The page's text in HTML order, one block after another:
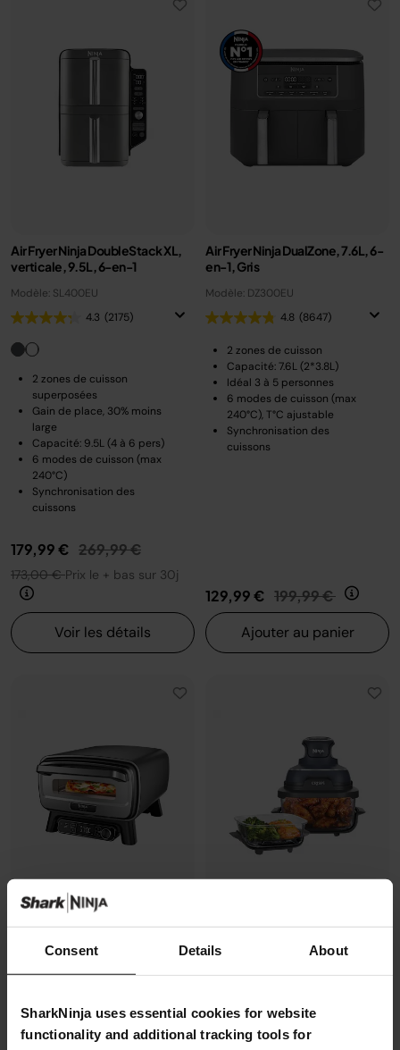
Consent Details About
SharkNinja uses essential cookies for website
functionality and additional tracking tools for
Air Fryer Ninja DoubleStack XL,
verticale, 9.5L, 6-en-1
Modèle: SL400EU
4.3 (2175)
2 zones de cuisson
superposées
Gain de place, 30% moins
large
Capacité: 9.5L (4 à 6 pers)
6 modes de cuisson (max
240°C)
Synchronisation des
cuissons
179,99 € Prix réduit de
269,99 €au
173,00 €Prix le + bas sur 30j
Voir les détails
Air Fryer Ninja DualZone, 7.6L, 6-
en-1, Gris
Modèle: DZ300EU
4.8 (8647)
2 zones de cuisson
Capacité: 7.6L (2*3.8L)
Idéal 3 à 5 personnes
6 modes de cuisson (max
240°C), T°C ajustable
Synchronisation des
cuissons
129,99 € Prix réduit de
199,99 € au
Ajouter au panier
d’extérieur, avec fonction Air
Fryer Ninja Artisan
4.7 (228)
CRISPi
4.3
(1070)